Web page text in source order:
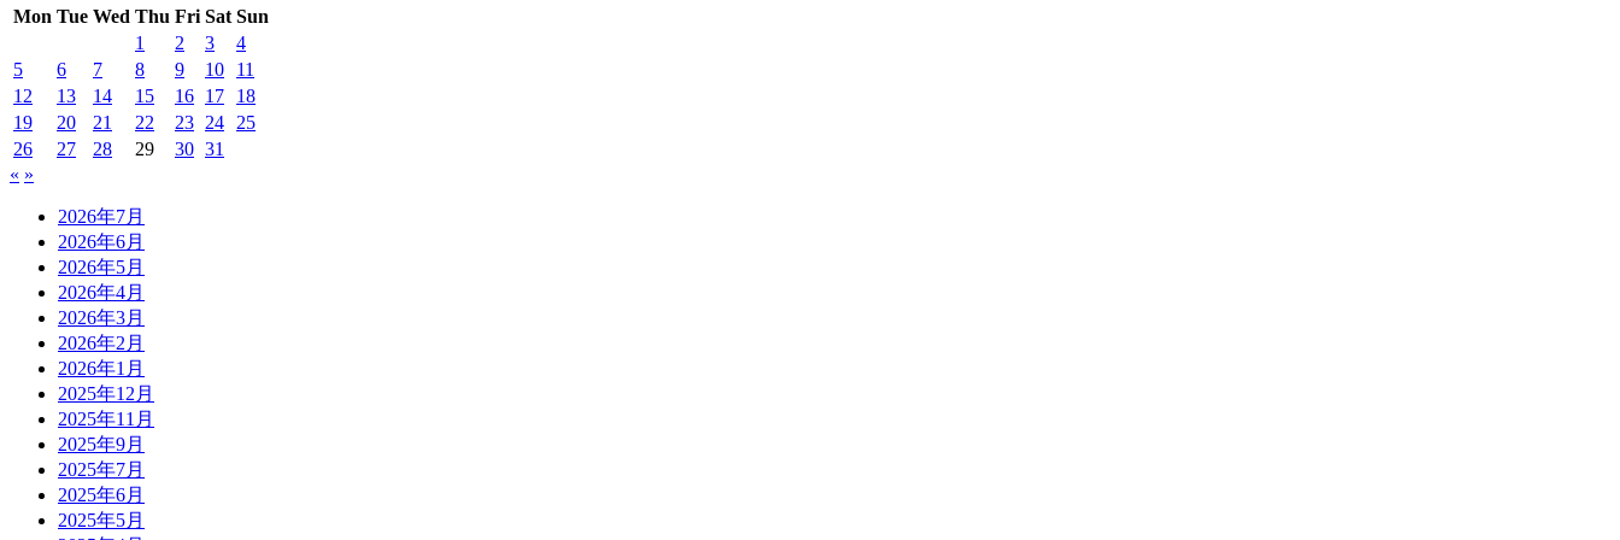
Mon Tue Wed Thu Fri Sat Sun
1
2 3
4
5
6 7 8 9 10
11
12
13 14 15 16 17
18
19
20 21 22 23 24
25
26
27 28 29 30 31
« »
2026年7月
2026年6月
2026年5月
2026年4月
2026年3月
2026年2月
2026年1月
2025年12月
2025年11月
2025年9月
2025年7月
2025年6月
2025年5月